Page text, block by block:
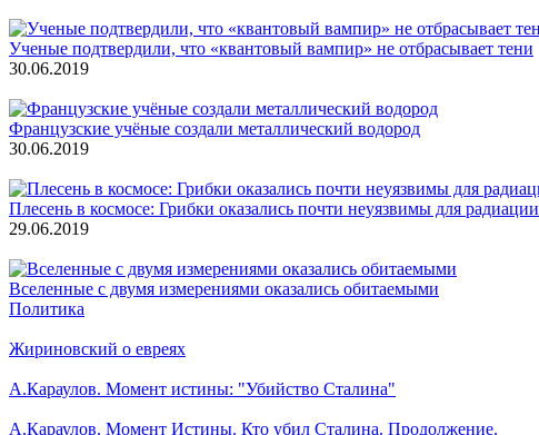
Ученые подтвердили, что «квантовый вампир» не отбрасывает тени
30.06.2019
Французские учёные создали металлический водород
30.06.2019
Плесень в космосе: Грибки оказались почти неуязвимы для радиации
29.06.2019
Вселенные с двумя измерениями оказались обитаемыми
Политика
Жириновский о евреях
А.Караулов. Момент истины: "Убийство Сталина"
А.Караулов. Момент Истины. Кто убил Сталина. Продолжение.